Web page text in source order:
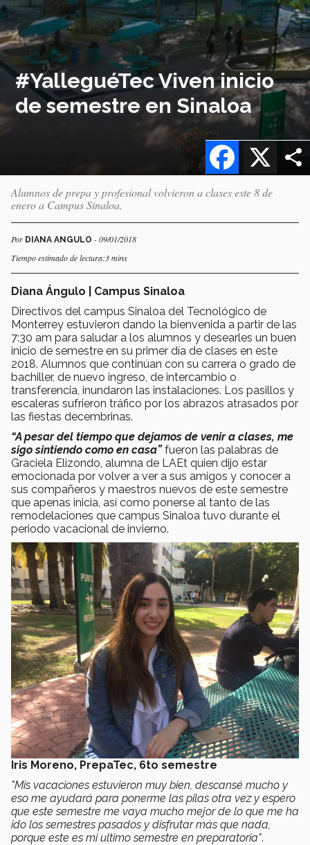
#YalleguéTec Viven inicio
de semestre en Sinaloa
X
Facebook
Alumnos de prepa y profesional volvieron a clases este 8 de
enero a Campus Sinaloa.
Por DIANA ANGULO - 09/01/2018
Tiempo estimado de lectura:3 mins
Diana Ángulo | Campus Sinaloa
Directivos del campus Sinaloa del Tecnológico de
Monterrey estuvieron dando la bienvenida a partir de las
7:30 am para saludar a los alumnos y desearles un buen
inicio de semestre en su primer día de clases en este
2018. Alumnos que continúan con su carrera o grado de
bachiller, de nuevo ingreso, de intercambio o
transferencia, inundaron las instalaciones. Los pasillos y
escaleras sufrieron tráfico por los abrazos atrasados por
las fiestas decembrinas.
“A pesar del tiempo que dejamos de venir a clases, me
sigo sintiendo como en casa”fueron las palabras de
Graciela Elizondo, alumna de LAEt quien dijo estar
emocionada por volver a ver a sus amigos y conocer a
sus compañeros y maestros nuevos de este semestre
que apenas inicia, así como ponerse al tanto de las
remodelaciones que campus Sinaloa tuvo durante el
periodo vacacional de invierno.
Iris Moreno, PrepaTec, 6to semestre
"Mis vacaciones estuvieron muy bien, descansé mucho y
eso me ayudará para ponerme las pilas otra vez y espero
que este semestre me vaya mucho mejor de lo que me ha
ido los semestres pasados y disfrutar más que nada,
porque este es mi ultimo semestre en preparatoria".